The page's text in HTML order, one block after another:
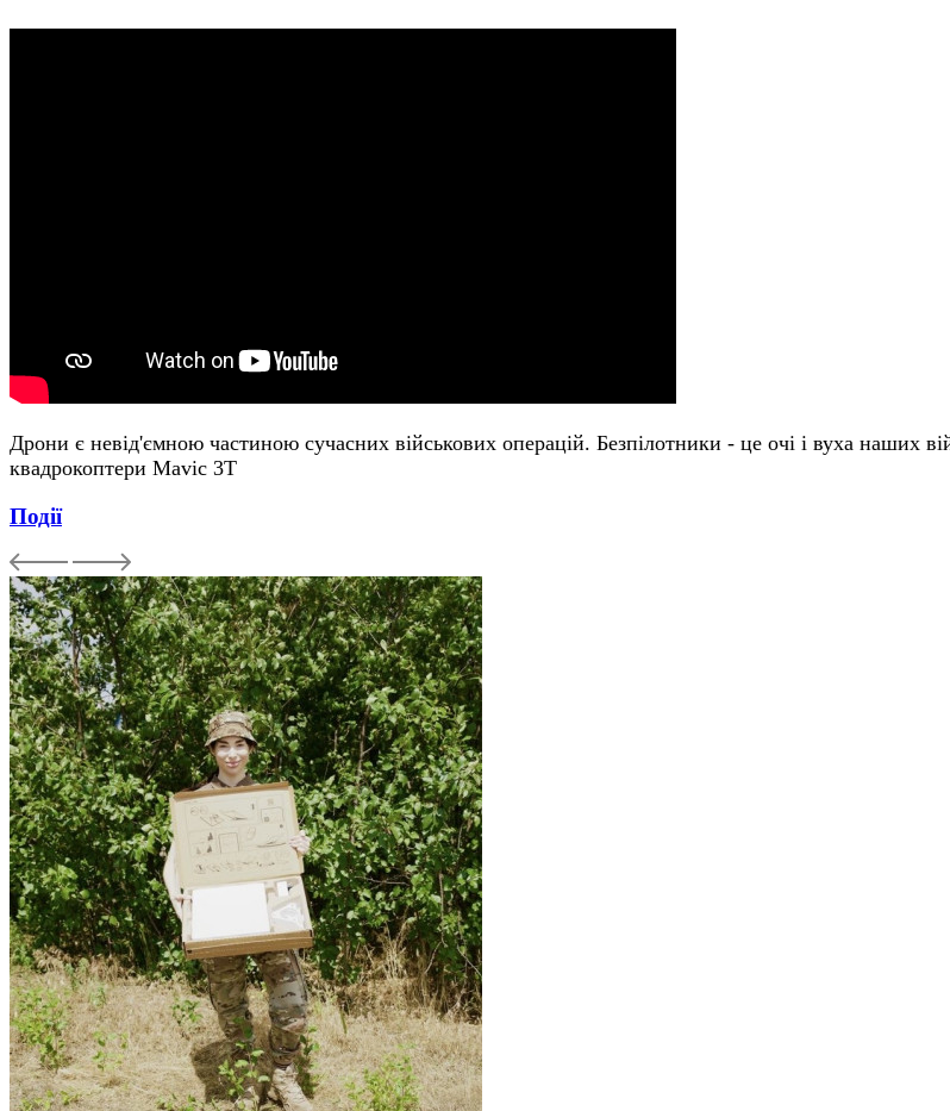
Дрони є невід'ємною частиною сучасних військових операцій. Безпілотники - це очі і вуха наших
квадрокоптери Mavic 3T
Події